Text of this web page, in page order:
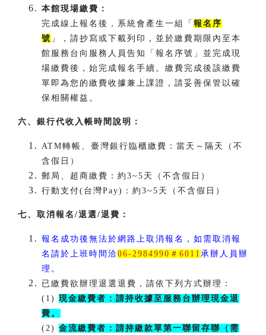
本館現場繳費：
完成線上報名後，系統會產生一組「 報名序
號 」，請抄寫或下載列印，並於繳費期限內至本
館服務台向服務人員告知「報名序號」並完成現
場繳費後，始完成報名手續。繳費完成後該繳費
單即為您的繳費收據兼上課證，請妥善保管以確
保相關權益。
六、銀行代收 入帳時間說明：
ATM轉帳、臺灣銀行臨櫃繳費：當天～隔天（不
含假日）
郵局、超商繳費：約3~5天（不含假日）
行動支付(台灣Pay)：約3~5天（不含假日）
七、取消報名/退選/退費：
報名成功後無法於網路上取消報名，如需取消報
名請於上班時間洽 06-2984990＃6011 承辦人員辦
理。
已繳費欲辦理退選退費，請依下列方式辦理：
(1) 現金繳費者：請持收據至服務台辦理現金退
費。
(2) 金流繳費者：請持繳款單第一聯留存聯（需